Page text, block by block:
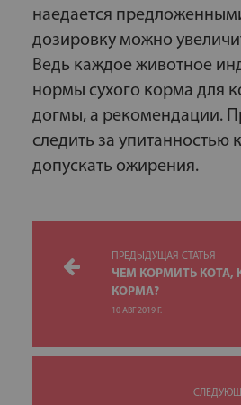
наедается
дозировку можно
Ведь каждое животное
нормы сухого корма для
догмы, а рекомендации.
следить за упитанностью
допускать ожирения.
ПРЕДЫДУЩАЯ СТАТЬЯ
ЧЕМ КОРМИТЬ КОТА,
КОРМА?
10 АВГ 2019 Г.